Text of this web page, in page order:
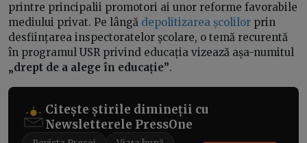
printre principalii promotori ai unor reforme favorabile
mediului privat. Pe lângă depolitizarea școlilor prin
desființarea inspectoratelor școlare, o temă recurentă
în programul USR privind educația vizează așa-numitul
„drept de a alege în educație”.
Citește știrile dimineții cu
Newsletterele PressOne